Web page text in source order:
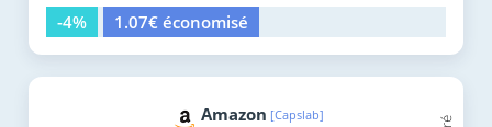
-4%
1.07€ économisé
Amazon [Capslab]